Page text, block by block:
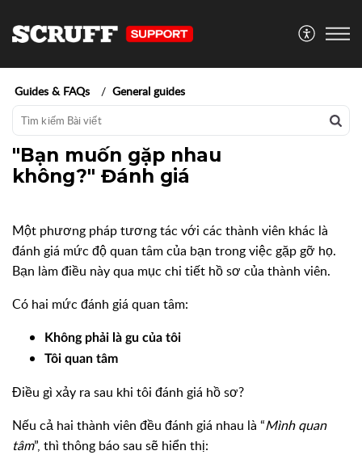
Guides & FAQs General guides
"Bạn muốn gặp nhau
không?" Đánh giá
Một phương pháp tương tác với các thành viên khác là
đánh giá mức độ quan tâm của bạn trong việc gặp gỡ họ.
Bạn làm điều này qua mục chi tiết hồ sơ của thành viên.
Có hai mức đánh giá quan tâm:
Không phải là gu của tôi
Tôi quan tâm
Điều gì xảy ra sau khi tôi đánh giá hồ sơ?
Nếu cả hai thành viên đều đánh giá nhau là “Mình quan
tâm”, thì thông báo sau sẽ hiển thị: